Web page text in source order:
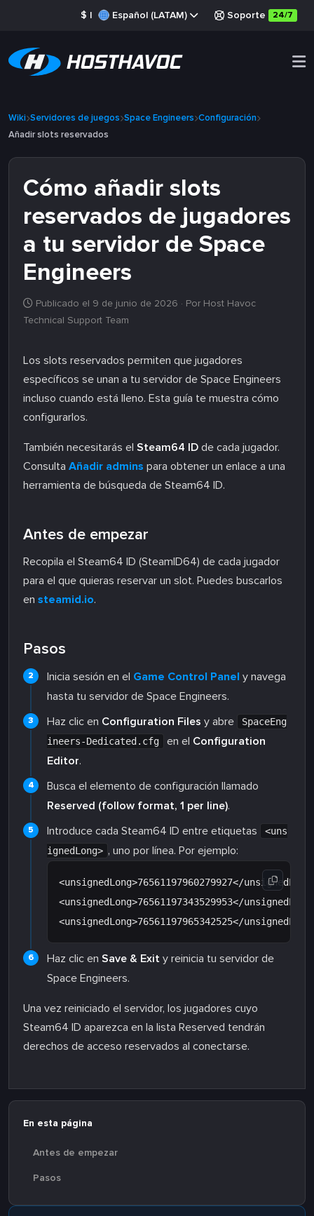
$ | Español (LATAM) Soporte 24/7
Wiki Servidores de juegos Space Engineers Configuración
Añadir slots reservados
Cómo añadir slots
reservados de jugadores
a tu servidor de Space
Engineers
Publicado el 9 de junio de 2026 · Por Host Havoc
Technical Support Team
Los slots reservados permiten que jugadores
específicos se unan a tu servidor de Space Engineers
incluso cuando está lleno. Esta guía te muestra cómo
configurarlos.
También necesitarás el Steam64 ID de cada jugador.
Consulta Añadir admins para obtener un enlace a una
herramienta de búsqueda de Steam64 ID.
Antes de empezar
Recopila el Steam64 ID (SteamID64) de cada jugador
para el que quieras reservar un slot. Puedes buscarlos
en steamid.io.
Pasos
Inicia sesión en el Game Control Panel y navega
hasta tu servidor de Space Engineers.
Haz clic en Configuration Files y abre
SpaceEng
ineers-Dedicated.cfg
en el Configuration
Editor.
Busca el elemento de configuración llamado
Reserved (follow format, 1 per line).
Introduce cada Steam64 ID entre etiquetas
<uns
ignedLong> , uno por línea. Por ejemplo:
<unsignedLong>76561197960279927</
<unsignedLong>76561197343529953</
Haz clic en Save & Exit y reinicia tu servidor de
Space Engineers.
Una vez reiniciado el servidor, los jugadores cuyo
Steam64 ID aparezca en la lista Reserved tendrán
derechos de acceso reservados al conectarse.
En esta página
Antes de empezar
Pasos